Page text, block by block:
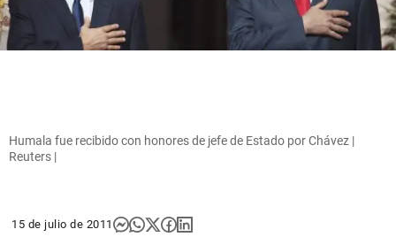
Humala fue recibido con honores de jefe de Estado por Chávez |
Reuters |
15 de julio de 2011